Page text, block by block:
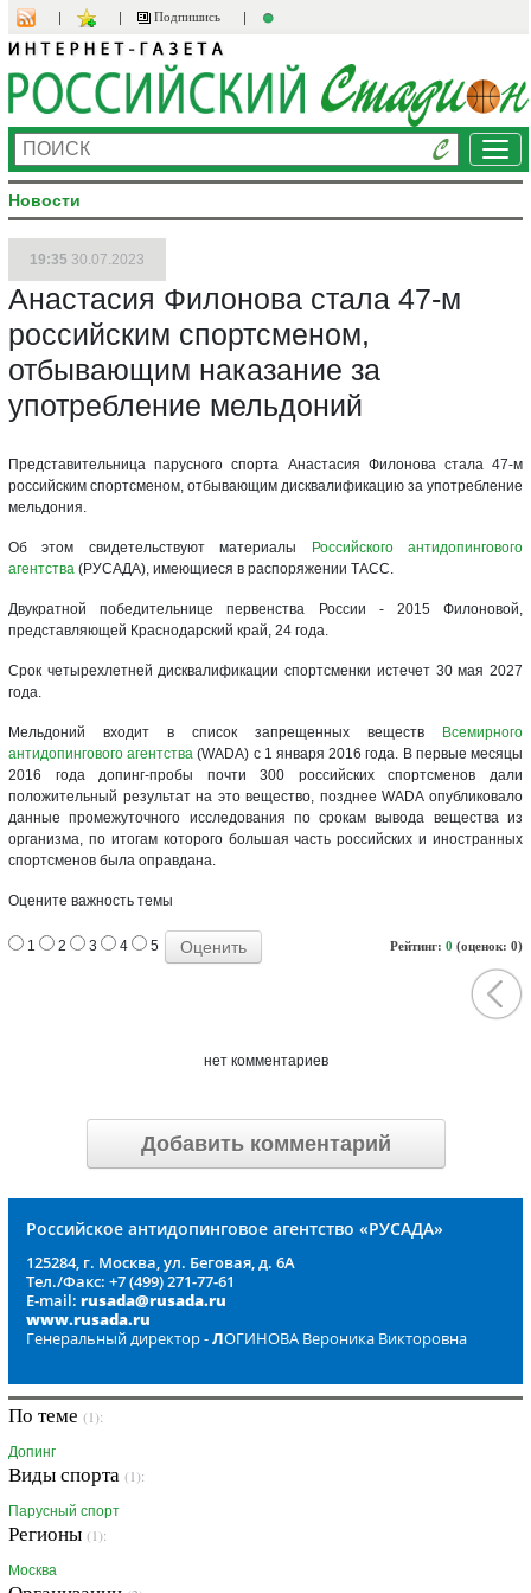
Подпишись
Новости
19:35 30.07.2023
Анастасия Филонова стала 47-м
российским спортсменом,
отбывающим наказание за
употребление мельдоний
Представительница парусного спорта Анастасия Филонова стала 47-м
российским спортсменом, отбывающим дисквалификацию за употребление
мельдония.
Об этом свидетельствуют материалы
Российского антидопингового
агентства (РУСАДА), имеющиеся в распоряжении ТАСС.
Двукратной победительнице первенства России - 2015 Филоновой,
представляющей Краснодарский край, 24 года.
Срок четырехлетней дисквалификации спортсменки истечет 30 мая 2027
года.
Мельдоний входит в список запрещенных веществ
Всемирного
антидопингового агентства (WADA) с 1 января 2016 года. В первые месяцы
2016 года допинг-пробы почти 300 российских спортсменов дали
положительный результат на это вещество, позднее WADA опубликовало
данные промежуточного исследования по срокам вывода вещества из
организма, по итогам которого большая часть российских и иностранных
спортсменов была оправдана.
Оцените важность темы
Рейтинг: 0 (оценок: 0)
1 2 3 4 5
нет комментариев
Добавить комментарий
Российское антидопинговое агентство «РУСАДА»
125284, г. Москва, ул. Беговая, д. 6А
Тел./Факс: +7 (499) 271-77-61
E-mail: rusada@rusada.ru
www.rusada.ru
Генеральный директор -ЛОГИНОВА Вероника Викторовна
По теме (1):
Допинг
Виды спорта (1):
Парусный спорт
Регионы (1):
Москва